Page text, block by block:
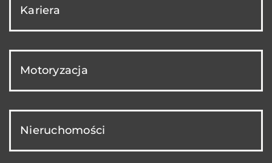
Kariera
Motoryzacja
Nieruchomości